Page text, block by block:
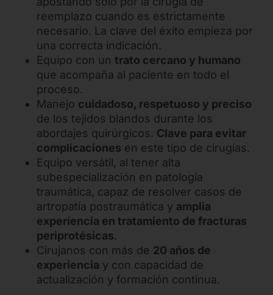
reemplazo cuando es estrictamente
necesario. La clave del éxito empieza por
una correcta indicación.
Equipo con un trato cercano y humano
que acompaña al paciente en todo el
proceso.
Manejo cuidadoso, respetuoso y preciso
de los tejidos blandos durante los
abordajes quirúrgicos. Clave para evitar
complicaciones en este tipo de cirugías.
Equipo versátil, al tener alta
subespecialización en patología
traumática, capaz de resolver casos de
artropatía postraumática y amplia
experiencia en tratamiento de fracturas
periprotésicas.
Cirujanos con más de 20 años de
experiencia y con capacidad de
actualización y formación continua.